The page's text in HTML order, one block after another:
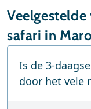
safari in
Is de 3-
door het vele